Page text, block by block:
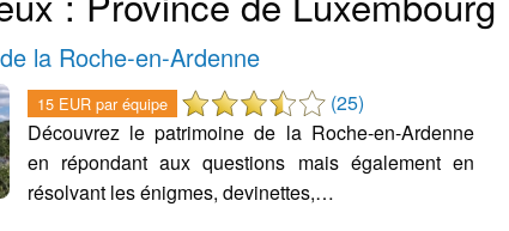
la Roche-en-Ardenne
15 EUR par équipe
(25)
Découvrez le patrimoine de la Roche-en-Ardenne
en répondant aux questions mais également en
résolvant les énigmes, devinettes,…